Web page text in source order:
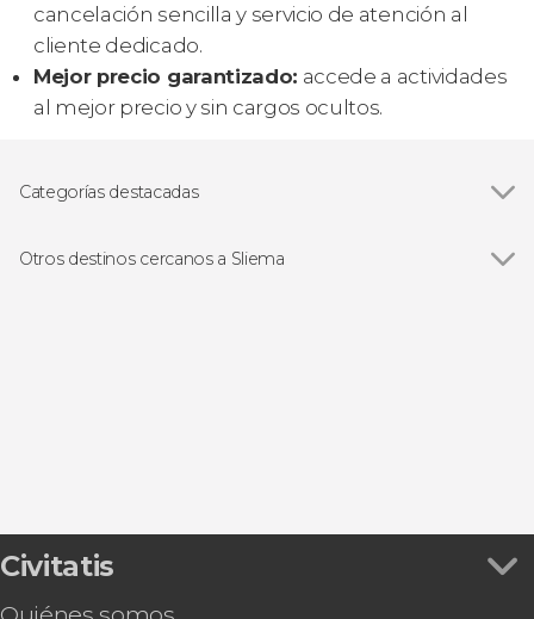
cancelación sencilla y servicio de atención al
cliente dedicado.
Mejor precio garantizado: accede a actividades
al mejor precio y sin cargos ocultos.
Categorías destacadas
Paseos en barco
Otros destinos cercanos a Sliema
Civitatis